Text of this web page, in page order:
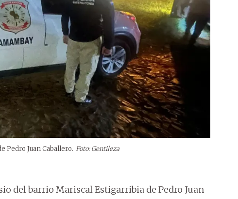
Pedro Juan Caballero. Foto: Gentileza
del barrio Mariscal Estigarribia de Pedro Juan